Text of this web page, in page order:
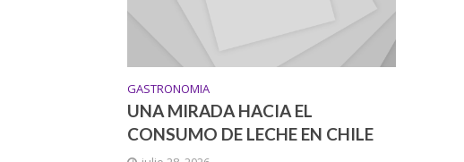
GASTRONOMIA
UNA MIRADA HACIA EL
CONSUMO DE LECHE EN CHILE